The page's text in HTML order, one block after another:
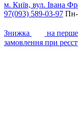
м. Київ, вул. Івана
97(093) 589-03-97 Пн-
Знижка
на перше
замовлення при